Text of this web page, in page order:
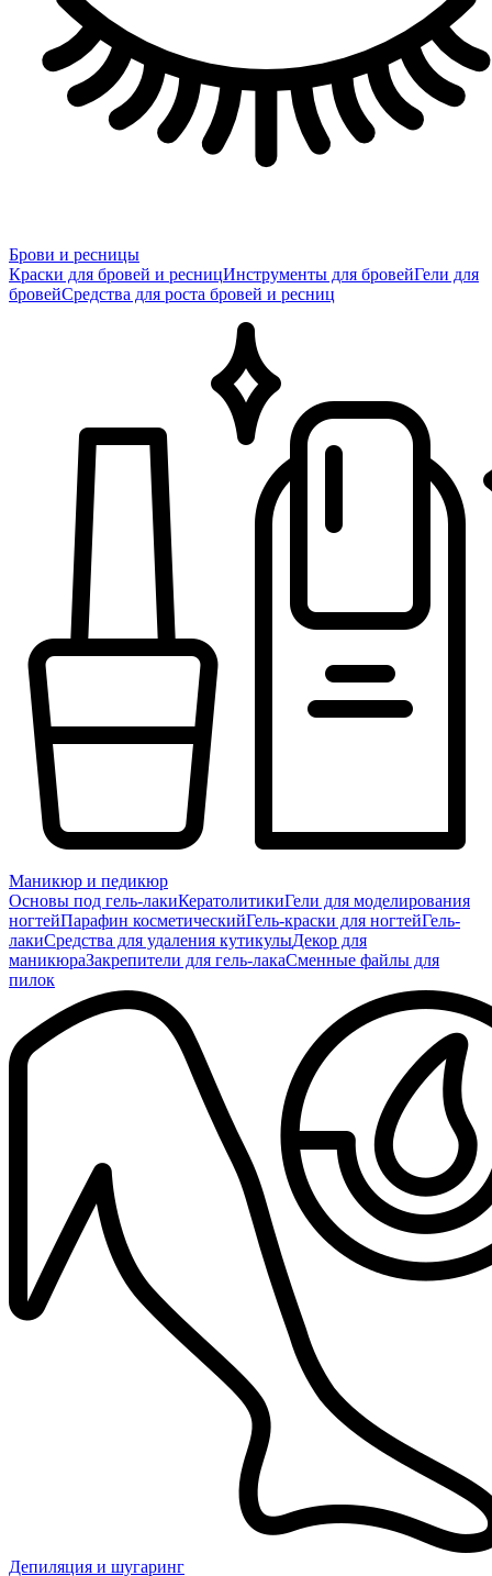
Брови и ресницы
Краски для бровей и ресницИнструменты для бровейГели для
бровейСредства для роста бровей и ресниц
Маникюр и педикюр
Основы под гель-лакиКератолитикиГели для моделирования
ногтейПарафин косметическийГель-краски для ногтейГель-
лакиСредства для удаления кутикулыДекор для
маникюраЗакрепители для гель-лакаСменные файлы для
пилок
Депиляция и шугаринг